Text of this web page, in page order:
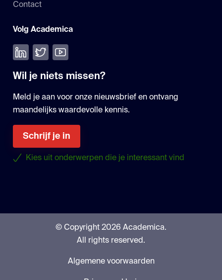
Contact
Volg Academica
Volg ons op LinkedIn
Volg ons op Twitter
Bekijk onze YouTube
Wil je niets missen?
Meld je aan voor onze nieuwsbrief en ontvang
maandelijks waardevolle kennis.
Schrijf je in
Kies uit onderwerpen die je interessant vind
© Copyright 2026 Academica.
All rights reserved.
Algemene voorwaarden